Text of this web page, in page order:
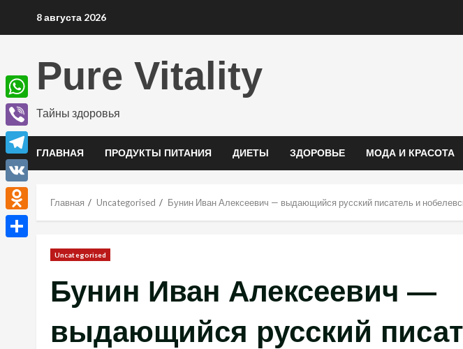
8 августа 2026
Pure Vitality
Тайны здоровья
ГЛАВНАЯ ПРОДУКТЫ ПИТАНИЯ ДИЕТЫ ЗДОРОВЬЕ МОДА И КРАСОТА
Главная Uncategorised Бунин Иван Алексеевич — выдающийся русский писатель и
Uncategorised
Бунин Иван Алексеевич —
выдающийся русский
WhatsApp
Viber
Telegram
VK
Odnoklassniki
Отправить